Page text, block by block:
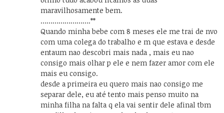
maravilhosamente bem.
…………………….**
Quando minha bebe com 8 meses ele me trai de nvo
com uma colega do trabalho e m que estava e desde
entaum nao descobri mais nada , mais eu nao
consigo mais olhar p ele e nem fazer amor com ele
mais eu consigo.
desde a primeira eu quero mais nao consigo me
separar dele, eu até tento mais penso muito na
minha filha na falta q ela vai sentir dele afinal tbm